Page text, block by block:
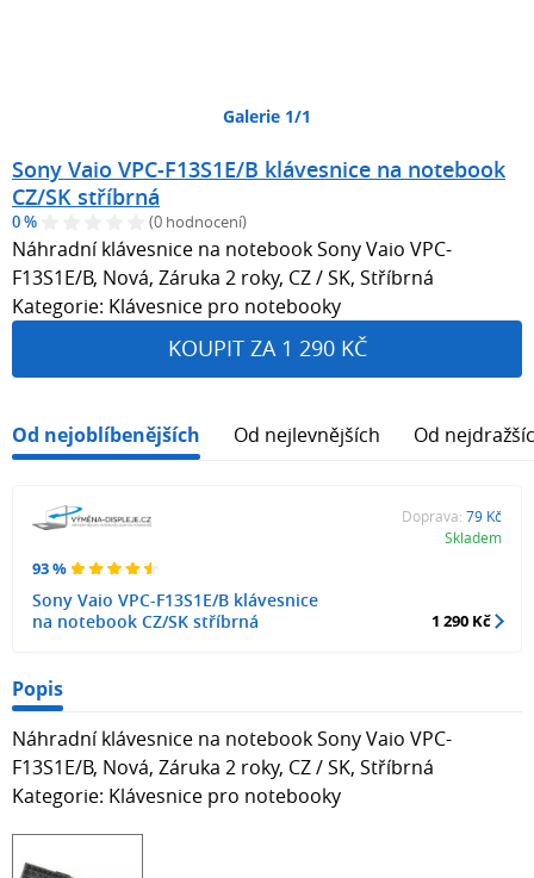
Galerie 1/1
Sony Vaio VPC-F13S1E/B klávesnice na notebook
CZ/SK stříbrná
0 % (0 hodnocení)
Náhradní klávesnice na notebook Sony Vaio VPC-
F13S1E/B, Nová, Záruka 2 roky, CZ / SK, Stříbrná
Kategorie: Klávesnice pro notebooky
KOUPIT ZA 1 290 KČ
Od nejoblíbenějších Od nejlevnějších Od
93 %
Sony Vaio VPC-F13S1E/B klávesnice
na notebook CZ/SK stříbrná
Doprava: 79 Kč
Skladem
1 290 Kč
Popis
Náhradní klávesnice na notebook Sony Vaio VPC-
F13S1E/B, Nová, Záruka 2 roky, CZ / SK, Stříbrná
Kategorie: Klávesnice pro notebooky